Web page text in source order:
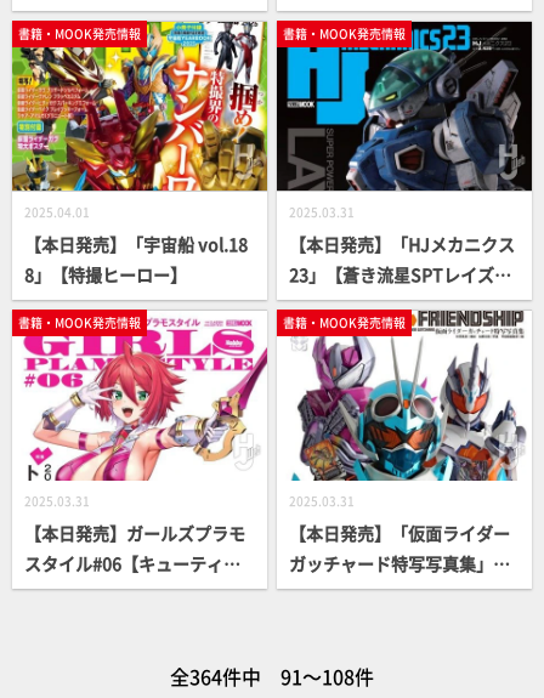
ル」【40周年記念】
戦士ガンダムSEED FREEDOM
編」【ガンダムMOOK】
書籍・MOOK発売情報
2025.04.01
【本日発売】「宇宙船 vol.18
8」【特撮ヒーロー】
書籍・MOOK発売情報
2025.03.31
【本日発売】「HJメカニクス
23」【蒼き流星SPTレイズナ
ー】
書籍・MOOK発売情報
2025.03.31
【本日発売】ガールズプラモ
スタイル#06【キューティー
ハニーNova】
書籍・MOOK発売情報
2025.03.31
【本日発売】「仮面ライダー
ガッチャード特写写真集」
【仮面ライダー】
全364件中 91～108件